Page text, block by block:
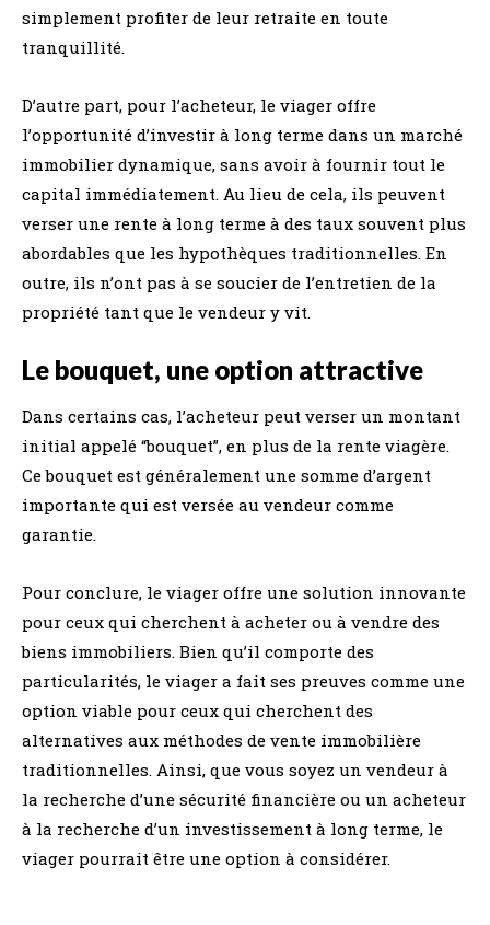
simplement profiter de leur retraite en toute
tranquillité.
D’autre part, pour l’acheteur, le viager offre
l’opportunité d’investir à long terme dans un marché
immobilier dynamique, sans avoir à fournir tout le
capital immédiatement. Au lieu de cela, ils peuvent
verser une rente à long terme à des taux souvent plus
abordables que les hypothèques traditionnelles. En
outre, ils n’ont pas à se soucier de l’entretien de la
propriété tant que le vendeur y vit.
Le bouquet, une option attractive
Dans certains cas, l’acheteur peut verser un montant
initial appelé “bouquet”, en plus de la rente viagère.
Ce bouquet est généralement une somme d’argent
importante qui est versée au vendeur comme
garantie.
Pour conclure, le viager offre une solution innovante
pour ceux qui cherchent à acheter ou à vendre des
biens immobiliers. Bien qu’il comporte des
particularités, le viager a fait ses preuves comme une
option viable pour ceux qui cherchent des
alternatives aux méthodes de vente immobilière
traditionnelles. Ainsi, que vous soyez un vendeur à
la recherche d’une sécurité financière ou un acheteur
à la recherche d’un investissement à long terme, le
viager pourrait être une option à considérer.